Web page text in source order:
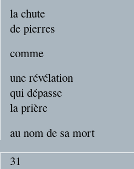
la chute
de pierres
comme
une révélation
qui dépasse
la prière
au nom de sa mort
31